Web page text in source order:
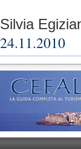
Silvia
24.11.2010